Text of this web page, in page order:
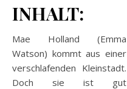
INHALT:
Mae Holland (Emma
Watson) kommt aus einer
verschlafenden Kleinstadt.
Doch sie ist gut